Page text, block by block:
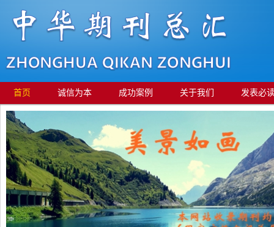
首页 诚信为本 成功案例 关于我们 发表必